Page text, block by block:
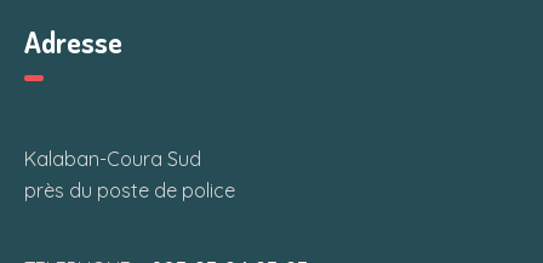
Adresse
Kalaban-Coura Sud
près du poste de police